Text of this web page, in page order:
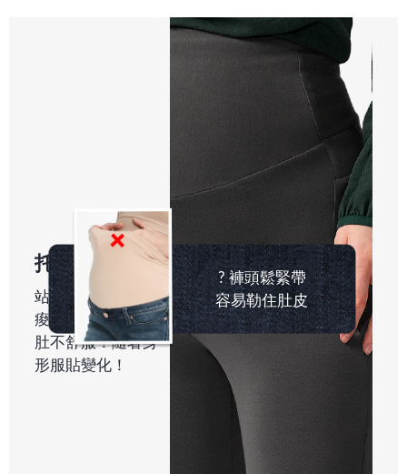
托腹舒壓
站立時托腹不腰
痠，坐下時不會卡
肚不舒服！隨著身
形服貼變化！
? 褲頭鬆緊帶
容易勒住肚皮